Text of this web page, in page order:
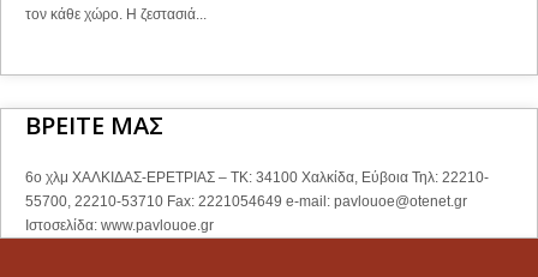
τον κάθε χώρο. Η ζεστασιά...
ΒΡΕΙΤΕ ΜΑΣ
6ο χλμ ΧΑΛΚΙΔΑΣ-ΕΡΕΤΡΙΑΣ – ΤΚ: 34100 Χαλκίδα, Εύβοια Τηλ: 22210-
55700, 22210-53710 Fax: 2221054649 e-mail: pavlouoe@otenet.gr
Ιστοσελίδα: www.pavlouoe.gr